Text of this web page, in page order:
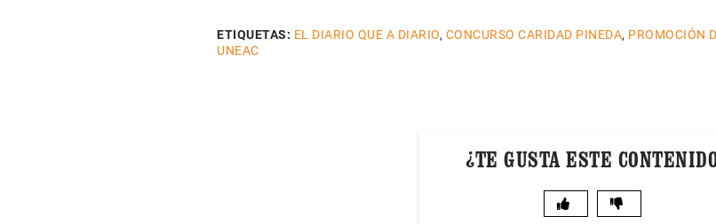
ETIQUETAS: EL DIARIO QUE A DIARIO, CONCURSO CARIDAD PINEDA, PROMOCIÓN
UNEAC
¿TE GUSTA ESTE